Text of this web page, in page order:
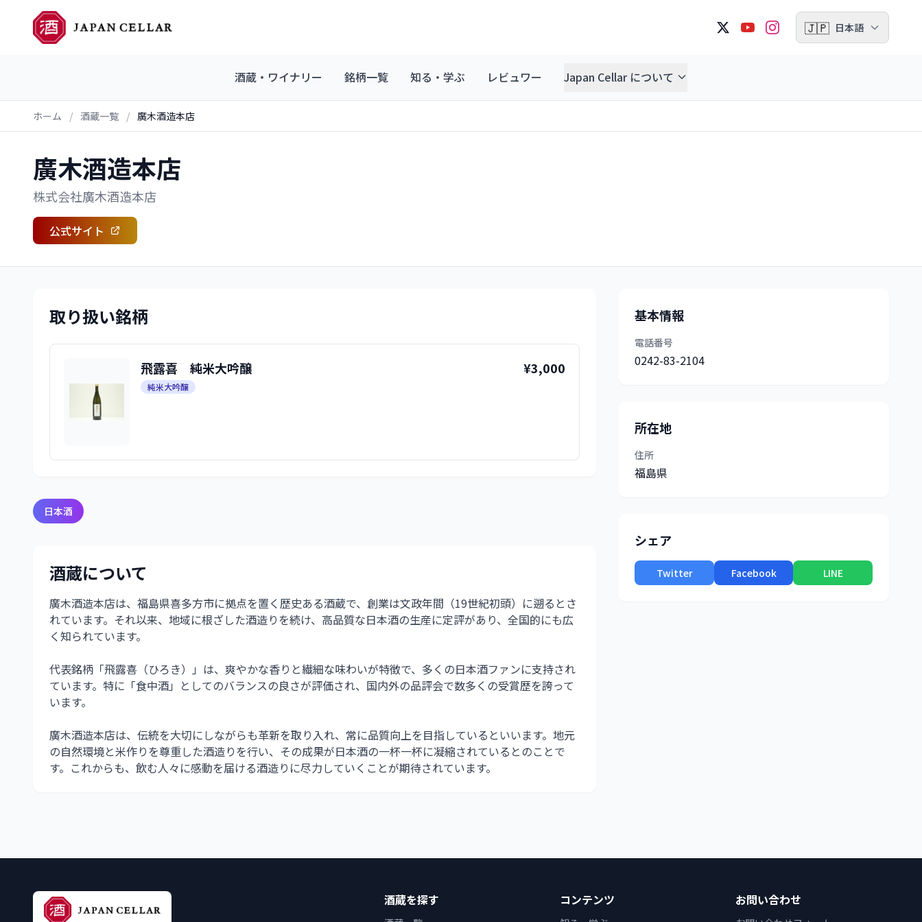
🇯🇵 日本語
酒蔵・ワイナリー 銘柄一覧 知る・学ぶ レビュワー Japan Cellar について
ホーム / 酒蔵一覧 / 廣木酒造本店
廣木酒造本店
株式会社廣木酒造本店
公式サイト
取り扱い銘柄
飛露喜 純米大吟醸
純米大吟醸
¥3,000
日本酒
酒蔵について
廣木酒造本店は、福島県喜多方市に拠点を置く歴史ある酒蔵で、創業は文政年間（19世紀初頭）に遡るとさ
れています。それ以来、地域に根ざした酒造りを続け、高品質な日本酒の生産に定評があり、全国的にも広
く知られています。
代表銘柄「飛露喜（ひろき）」は、爽やかな香りと繊細な味わいが特徴で、多くの日本酒ファンに支持され
ています。特に「食中酒」としてのバランスの良さが評価され、国内外の品評会で数多くの受賞歴を誇って
います。
廣木酒造本店は、伝統を大切にしながらも革新を取り入れ、常に品質向上を目指しているといいます。地元
の自然環境と米作りを尊重した酒造りを行い、その成果が日本酒の一杯一杯に凝縮されているとのことで
す。これからも、飲む人々に感動を届ける酒造りに尽力していくことが期待されています。
基本情報
電話番号
0242-83-2104
所在地
住所
福島県
シェア
Twitter Facebook LINE
酒蔵を探す コンテンツ お問い合わせ